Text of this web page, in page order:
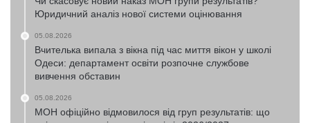
Юридичний аналіз нової системи оцінювання
05.08.2026
Вчителька випала з вікна під час миття вікон у школі
Одеси: департамент освіти розпочне службове
вивчення обставин
05.08.2026
МОН офіційно відмовилося від груп результатів: що